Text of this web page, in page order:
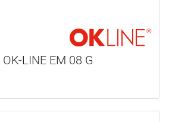
LINE EM 08 G